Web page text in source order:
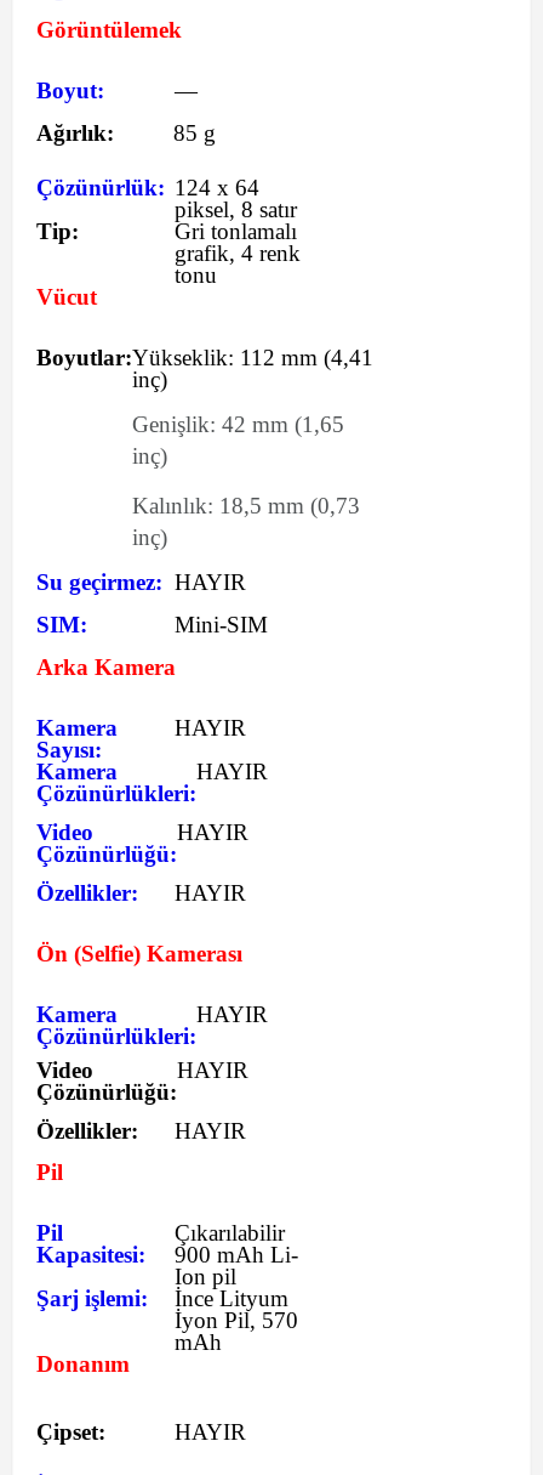
Görüntülemek
Boyut:
—
Ağırlık:
85 g
Çözünürlük: 124 x 64
piksel, 8 satır
Tip:
Gri tonlamalı
grafik, 4 renk
tonu
Vücut
Boyutlar:Yükseklik: 112 mm (4,41
inç)
Genişlik: 42 mm (1,65
inç)
Kalınlık: 18,5 mm (0,73
inç)
Su geçirmez: HAYIR
SIM:
Mini-SIM
Arka Kamera
Kamera
Sayısı:
HAYIR
Kamera
Çözünürlükleri:
HAYIR
Video
Çözünürlüğü:
HAYIR
Özellikler: HAYIR
Ön (Selfie) Kamerası
Kamera
Çözünürlükleri:
HAYIR
Video
Çözünürlüğü:
HAYIR
Özellikler:
HAYIR
Pil
Pil
Kapasitesi:
Çıkarılabilir
900 mAh Li-
Ion pil
Şarj işlemi:
İnce Lityum
İyon Pil, 570
mAh
Donanım
Çipset: HAYIR